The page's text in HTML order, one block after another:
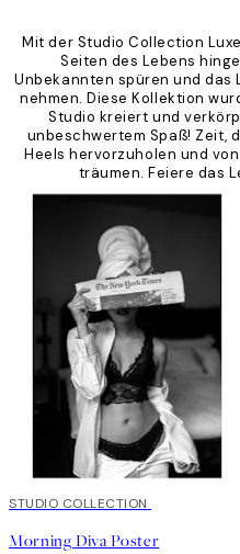
Mit der Studio Collection
Seiten des Lebens
Unbekannten spüren und das
nehmen. Diese Kollektion
Studio kreiert und
unbeschwertem Spaß! Zeit,
Heels hervorzuholen und
träumen. Feiere das
50%*
STUDIO COLLECTION
Morning Diva Poster